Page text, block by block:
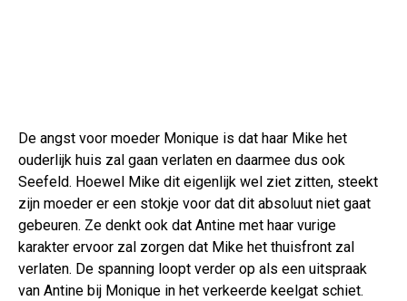
De angst voor moeder Monique is dat haar Mike het
ouderlijk huis zal gaan verlaten en daarmee dus ook
Seefeld. Hoewel Mike dit eigenlijk wel ziet zitten, steekt
zijn moeder er een stokje voor dat dit absoluut niet gaat
gebeuren. Ze denkt ook dat Antine met haar vurige
karakter ervoor zal zorgen dat Mike het thuisfront zal
verlaten. De spanning loopt verder op als een uitspraak
van Antine bij Monique in het verkeerde keelgat schiet.